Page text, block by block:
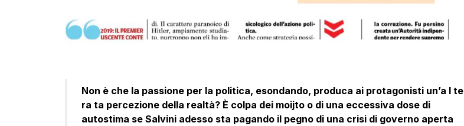
Non è che la passione per la politica, esondando, produca ai protagonisti un’a l te
ra ta percezione della realtà? È colpa dei moijto o di una eccessiva dose di
autostima se Salvini adesso sta pagando il pegno di una crisi di governo aperta